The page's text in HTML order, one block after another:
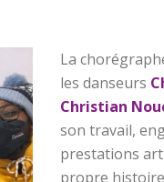
La
les danseurs
Christian
son travail,
prestations
propre